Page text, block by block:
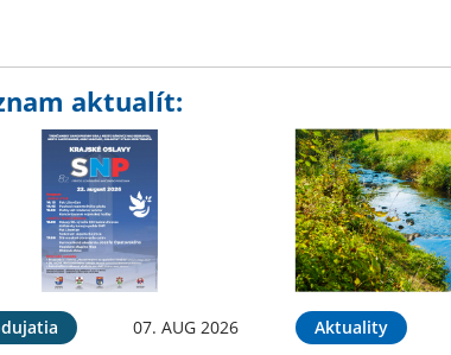
aktualít:
07. AUG 2026 Aktuality